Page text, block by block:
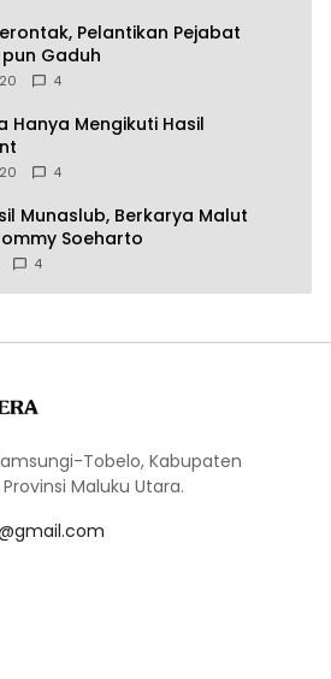
Pelantikan Pejabat
Gaduh
4
Hanya Mengikuti Hasil
4
Munaslub, Berkarya Malut
Soeharto
4
Tobelo, Kabupaten
Maluku Utara.